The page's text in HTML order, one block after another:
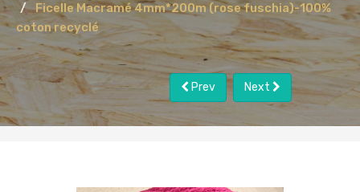
Ficelle Macramé 4mm*200m (rose fuschia)-100%
coton recyclé
Prev Next